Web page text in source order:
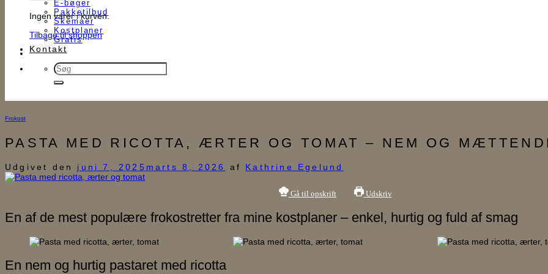
Ingen varer i kurven.
Tilbage til shoppen
E-bøger
Pakketilbud
Skemaer
Kostplaner
Gratis
Kontakt
Søg
efter:
Frokost
PASTA MED RICOTTA, ÆRTER OG TOMAT – NEM OG
Udgivet den juni 7, 2025 marts 8, 2026 af Kathrine Egelund
Gå til opskrift Udskriv
En af de mest populære frokostretter fra mine kostplaner – enkel, hurtig og fuld af smag
En nem og hurtig pastaret med ricotta